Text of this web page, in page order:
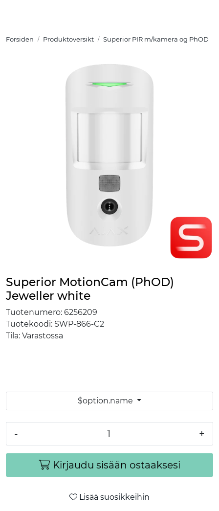
Forsiden Produktoversikt Superior PIR m/kamera og PhOD
Superior MotionCam (PhOD)
Jeweller white
Tuotenumero: 6256209
Tuotekoodi: SWP-866-C2
Tila: Varastossa
$option.name
- +
Kirjaudu sisään ostaaksesi
Lisää suosikkeihin
Tuotteet